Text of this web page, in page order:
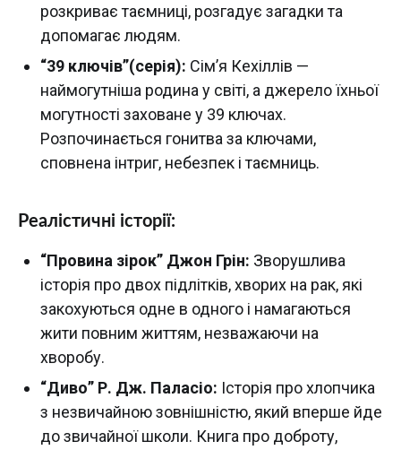
розкриває таємниці, розгадує загадки та
допомагає людям.
“39 ключів”(серія): Сім’я Кехіллів —
наймогутніша родина у світі, а джерело їхньої
могутності заховане у 39 ключах.
Розпочинається гонитва за ключами,
сповнена інтриг, небезпек і таємниць.
Реалістичні історії:
“Провина зірок” Джон Грін: Зворушлива
історія про двох підлітків, хворих на рак, які
закохуються одне в одного і намагаються
жити повним життям, незважаючи на
хворобу.
“Диво” Р. Дж. Паласіо: Історія про хлопчика
з незвичайною зовнішністю, який вперше йде
до звичайної школи. Книга про доброту,